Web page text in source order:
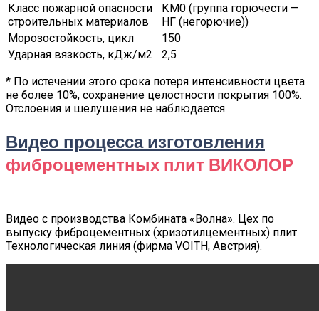
Класс пожарной опасности
строительных материалов
КМ0 (группа горючести —
НГ (негорючие))
Морозостойкость, цикл
150
Ударная вязкость, кДж/м2
2,5
* По истечении этого срока потеря интенсивности цвета
не более 10%, сохранение целостности покрытия 100%.
Отслоения и шелушения не наблюдается.
Видео процесса изготовления
фиброцементных плит ВИКОЛОР
Видео с производства Комбината «Волна». Цех по
выпуску фиброцементных (хризотилцементных) плит.
Технологическая линия (фирма VOITH, Австрия).